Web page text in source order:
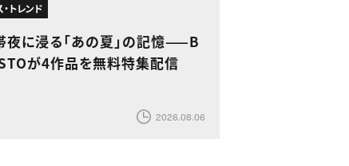
トレンド
夜に浸る「あの夏」の記憶——B
が4作品を無料特集配信
2026.08.06